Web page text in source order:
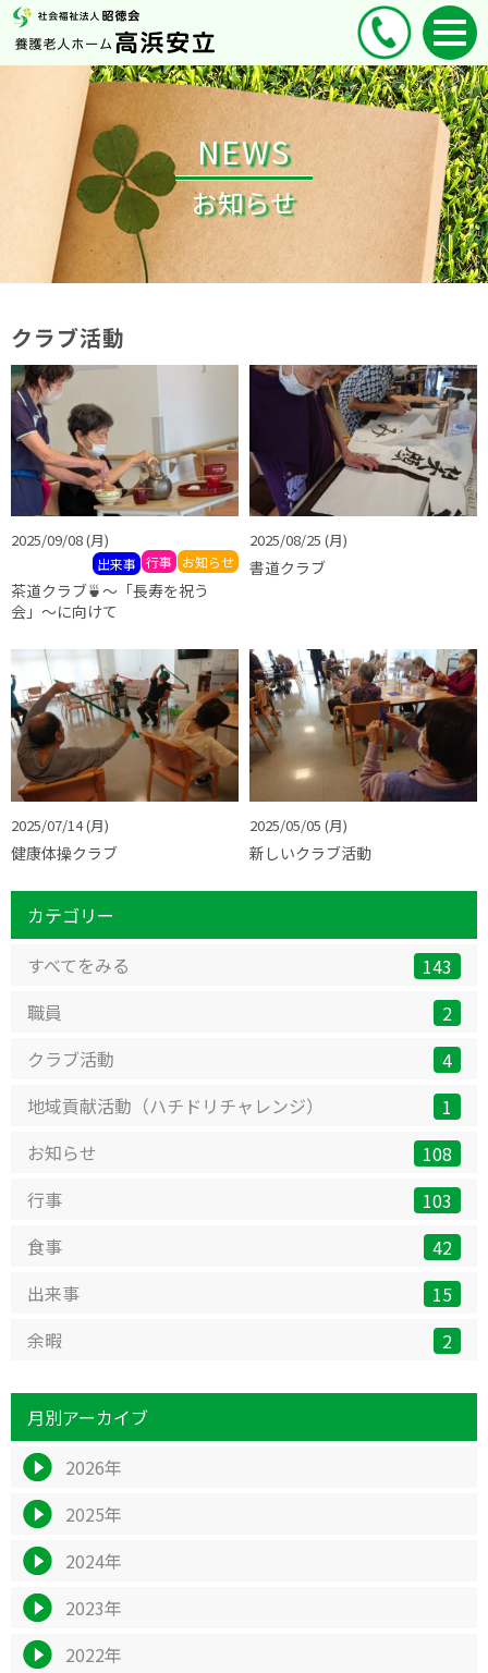
NEWS
お知らせ
クラブ活動
2025/09/08(月)
お知らせ
行事
出来事
茶道クラブ🍵～「長寿を祝う
会」～に向けて
2025/08/25 (月)
書道クラブ
2025/07/14(月)
健康体操クラブ
2025/05/05 (月)
新しいクラブ活動
カテゴリー
すべてをみる
143
職員
2
クラブ活動
4
地域貢献活動（ハチドリチャレンジ）
1
お知らせ
108
行事
103
食事
42
出来事
15
余暇
2
月別アーカイブ
2026年
2025年
2024年
2023年
2022年